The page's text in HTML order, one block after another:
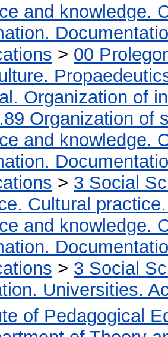
and knowledge.
> 00
Organization of
Organization of
and knowledge.
> 3 Social
Cultural
and knowledge.
> 3 Social
Universities.
of Pedagogical